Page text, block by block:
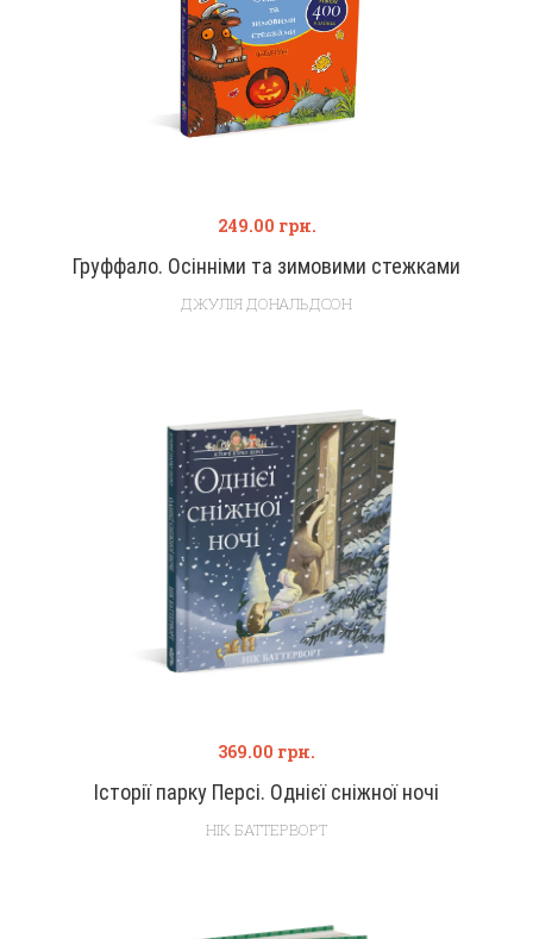
Груффало. Осінніми та зимовими стежками
249.00 грн.
ДЖУЛІЯ ДОНАЛЬДСОН
Історії парку Персі. Однієї сніжної ночі
369.00 грн.
НІК БАТТЕРВОРТ